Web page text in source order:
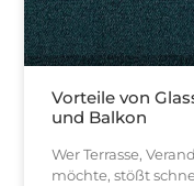
Vorteile von
und Balkon
Wer Terrasse,
möchte, stößt